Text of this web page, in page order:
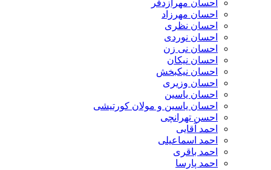
احسان مهرازدفر
احسان مهرزاد
احسان نظری
احسان نوردی
احسان نی زن
احسان نیکان
احسان نیکبخش
احسان وزیری
احسان یاسین
احسان یاسین و مولان کورتیشی
احسن تهرانچی
احمد آقایی
احمد اسماعیلی
احمد باقری
احمد پارسا